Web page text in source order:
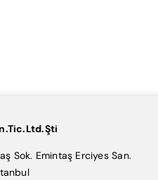
Sok. Emintaş Erciyes San.